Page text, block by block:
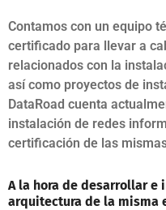
Contamos con un equipo
certificado para llevar a
relacionados con la
así como proyectos de
DataRoad cuenta
instalación de redes
certificación de las
A la hora de desarrollar
arquitectura de la misma